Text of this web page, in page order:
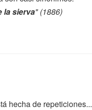
la sierva" (1886)
hecha de repeticiones...